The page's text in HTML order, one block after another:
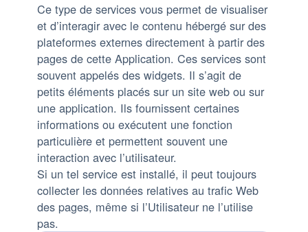
Ce type de services vous permet de visualiser
et d’interagir avec le contenu hébergé sur des
plateformes externes directement à partir des
pages de cette Application. Ces services sont
souvent appelés des widgets. Il s’agit de
petits éléments placés sur un site web ou sur
une application. Ils fournissent certaines
informations ou exécutent une fonction
particulière et permettent souvent une
interaction avec l’utilisateur.
Si un tel service est installé, il peut toujours
collecter les données relatives au trafic Web
des pages, même si l’Utilisateur ne l’utilise
pas.